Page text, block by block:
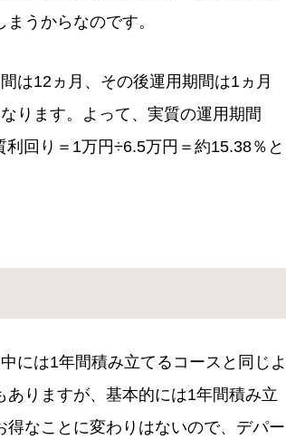
うからなのです。
は12ヵ月、その後運用期間は1ヵ月
ります。よって、実質の運用期間
回り＝1万円÷6.5万円＝約15.38％と
には1年間積み立てるコースと同じよ
りますが、基本的には1年間積み立
なことに変わりはないので、デパー